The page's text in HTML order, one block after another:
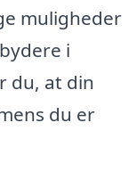
muligheder
i
du, at din
du er